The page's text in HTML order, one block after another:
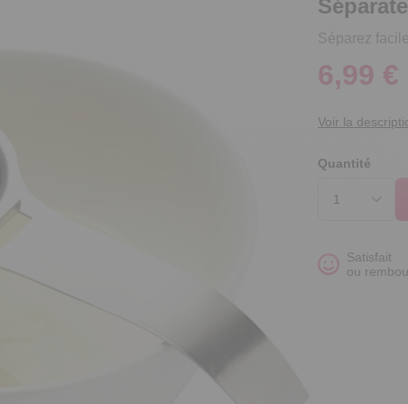
Séparez
6,99 €
Voir la
Quantité
Satisfait
ou